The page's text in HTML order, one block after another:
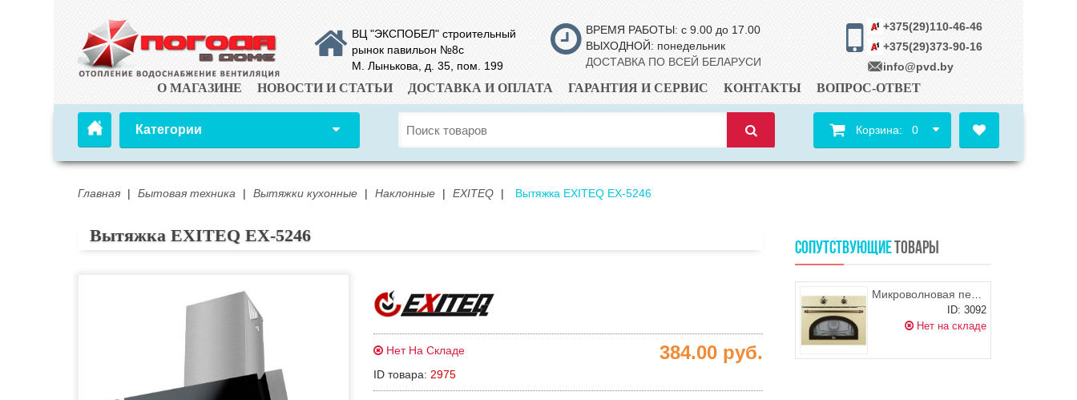
ВЦ "ЭКСПОБЕЛ" строительный
рынок павильон №8с
М. Лынькова, д. 35, пом. 199
ВРЕМЯ РАБОТЫ: с 9.00 до 17.00
ВЫХОДНОЙ: понедельник
ДОСТАВКА ПО ВСЕЙ БЕЛАРУСИ
+375(29)110-46-46
+375(29)373-90-16
info@pvd.by
О МАГАЗИНЕ НОВОСТИ И СТАТЬИ ДОСТАВКА И ОПЛАТА ГАРАНТИЯ И СЕРВИС КОНТАКТЫ ВОПРОС-ОТВЕТ
Категории Корзина: 0
Главная | Бытовая техника | Вытяжки кухонные | Наклонные | EXITEQ | Вытяжка EXITEQ EX-5246
Вытяжка EXITEQ EX-5246
Нет На Складе
ID товара: 2975
384.00 руб.
СОПУТСТВУЮЩИЕТОВАРЫ
Микроволновая печь TEKA MWR 32 BI BGB (Beige Old Brass)
ID: 3092
Нет на складе